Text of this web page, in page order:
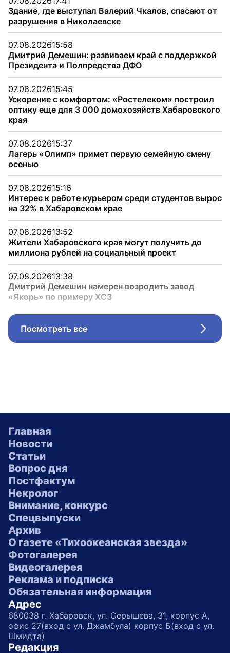
Здание, где выступал Валерий Чкалов, спасают от
разрушения в Николаевске
07.08.202615:58
Дмитрий Демешин: развиваем край с поддержкой
Президента и Полпредства ДФО
07.08.202615:45
Ускорение с комфортом: «Ростелеком» построил
оптику еще для 3 000 домохозяйств Хабаровского
края
07.08.202615:37
Лагерь «Олимп» примет первую семейную смену
осенью
07.08.202615:16
Интерес к работе курьером среди студентов вырос
на 32% в Хабаровском крае
07.08.202613:52
Жители Хабаровского края могут получить до
миллиона рублей на социальный проект
07.08.202613:38
Дмитрий Демешин намерен возродить завод
«Якорь» по примеру ХСЗ
Посмотреть все
Главная
Новости
Статьи
Вопрос дня
Постфактум
Некролог
Внимание, конкурс
Спецвыпуски
Архив
О газете «Тихоокеанская звезда»
Фотогалерея
Видеогалерея
Реклама и подписка
Обязательная информация
Адрес
680038 г. Хабаровск, ул. Серышева, 31, корпус А,
офис 27(вход с ул. Джамбула) корпус Б(вход с ул.
Шмидта)
Редакция